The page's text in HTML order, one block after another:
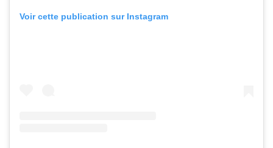
Voir cette publication sur Instagram